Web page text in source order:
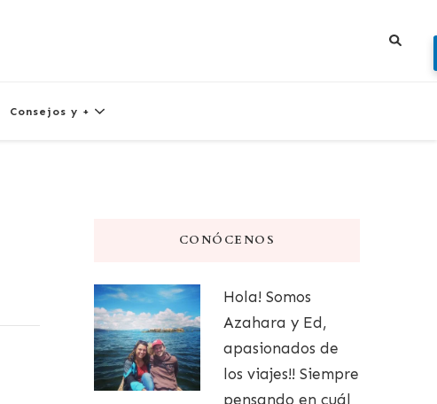
Consejos y +
CONÓCENOS
Hola! Somos
Azahara y Ed,
apasionados de
los viajes!! Siempre
pensando en cuál